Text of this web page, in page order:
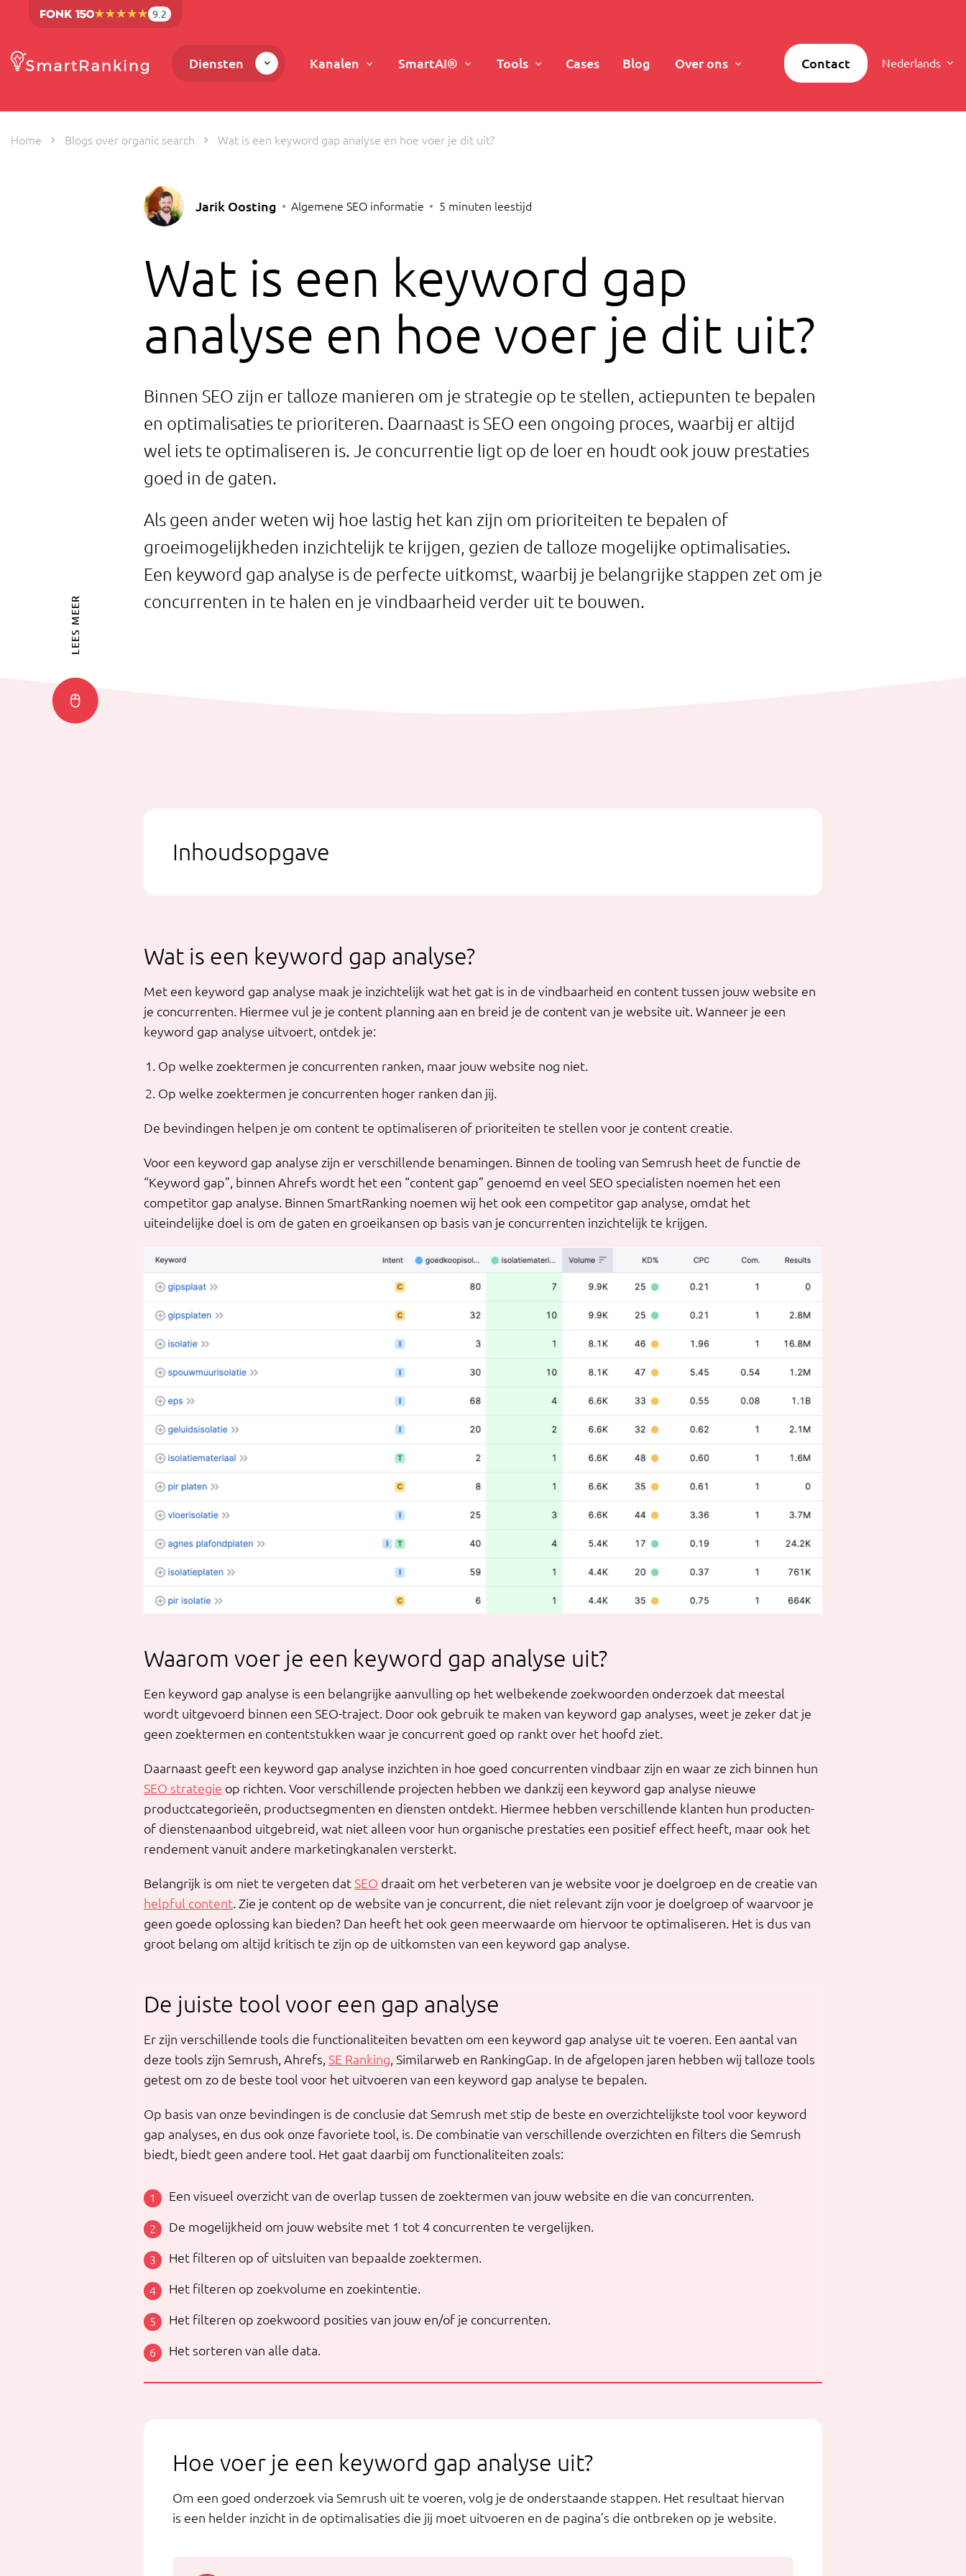
9.2
Diensten Kanalen SmartAI® Tools Cases Blog Over ons Contact Nederlands
Home Blogs over organic search Wat is een keyword gap analyse en hoe voer je dit uit?
LEES MEER
Jarik Oosting Algemene SEO informatie 5 minuten leestijd
Wat is een keyword gap
analyse en hoe voer je dit uit?
Binnen SEO zijn er talloze manieren om je strategie op te stellen, actiepunten te bepalen
en optimalisaties te prioriteren. Daarnaast is SEO een ongoing proces, waarbij er altijd
wel iets te optimaliseren is. Je concurrentie ligt op de loer en houdt ook jouw prestaties
goed in de gaten.
Als geen ander weten wij hoe lastig het kan zijn om prioriteiten te bepalen of
groeimogelijkheden inzichtelijk te krijgen, gezien de talloze mogelijke optimalisaties.
Een keyword gap analyse is de perfecte uitkomst, waarbij je belangrijke stappen zet om je
concurrenten in te halen en je vindbaarheid verder uit te bouwen.
Inhoudsopgave
Wat is een keyword gap analyse?
Met een keyword gap analyse maak je inzichtelijk wat het gat is in de vindbaarheid en content tussen jouw website en
je concurrenten. Hiermee vul je je content planning aan en breid je de content van je website uit. Wanneer je een
keyword gap analyse uitvoert, ontdek je:
Op welke zoektermen je concurrenten ranken, maar jouw website nog niet.
Op welke zoektermen je concurrenten hoger ranken dan jij.
De bevindingen helpen je om content te optimaliseren of prioriteiten te stellen voor je content creatie.
Voor een keyword gap analyse zijn er verschillende benamingen. Binnen de tooling van Semrush heet de functie de
“Keyword gap”, binnen Ahrefs wordt het een “content gap” genoemd en veel SEO specialisten noemen het een
competitor gap analyse. Binnen SmartRanking noemen wij het ook een competitor gap analyse, omdat het
uiteindelijke doel is om de gaten en groeikansen op basis van je concurrenten inzichtelijk te krijgen.
Waarom voer je een keyword gap analyse uit?
Een keyword gap analyse is een belangrijke aanvulling op het welbekende zoekwoorden onderzoek dat meestal
wordt uitgevoerd binnen een SEO-traject. Door ook gebruik te maken van keyword gap analyses, weet je zeker dat je
geen zoektermen en contentstukken waar je concurrent goed op rankt over het hoofd ziet.
Daarnaast geeft een keyword gap analyse inzichten in hoe goed concurrenten vindbaar zijn en waar ze zich binnen hun
SEO strategie op richten. Voor verschillende projecten hebben we dankzij een keyword gap analyse nieuwe
productcategorieën, productsegmenten en diensten ontdekt. Hiermee hebben verschillende klanten hun producten-
of dienstenaanbod uitgebreid, wat niet alleen voor hun organische prestaties een positief effect heeft, maar ook het
rendement vanuit andere marketingkanalen versterkt.
Belangrijk is om niet te vergeten dat SEO draait om het verbeteren van je website voor je doelgroep en de creatie van
helpful content. Zie je content op de website van je concurrent, die niet relevant zijn voor je doelgroep of waarvoor je
geen goede oplossing kan bieden? Dan heeft het ook geen meerwaarde om hiervoor te optimaliseren. Het is dus van
groot belang om altijd kritisch te zijn op de uitkomsten van een keyword gap analyse.
De juiste tool voor een gap analyse
Er zijn verschillende tools die functionaliteiten bevatten om een keyword gap analyse uit te voeren. Een aantal van
deze tools zijn Semrush, Ahrefs, SE Ranking , Similarweb en RankingGap. In de afgelopen jaren hebben wij talloze tools
getest om zo de beste tool voor het uitvoeren van een keyword gap analyse te bepalen.
Op basis van onze bevindingen is de conclusie dat Semrush met stip de beste en overzichtelijkste tool voor keyword
gap analyses, en dus ook onze favoriete tool, is. De combinatie van verschillende overzichten en filters die Semrush
biedt, biedt geen andere tool. Het gaat daarbij om functionaliteiten zoals:
Een visueel overzicht van de overlap tussen de zoektermen van jouw website en die van concurrenten.
De mogelijkheid om jouw website met 1 tot 4 concurrenten te vergelijken.
Het filteren op of uitsluiten van bepaalde zoektermen.
Het filteren op zoekvolume en zoekintentie.
Het filteren op zoekwoord posities van jouw en/of je concurrenten.
Het sorteren van alle data.
Hoe voer je een keyword gap analyse uit?
Om een goed onderzoek via Semrush uit te voeren, volg je de onderstaande stappen. Het resultaat hiervan
is een helder inzicht in de optimalisaties die jij moet uitvoeren en de pagina’s die ontbreken op je website.